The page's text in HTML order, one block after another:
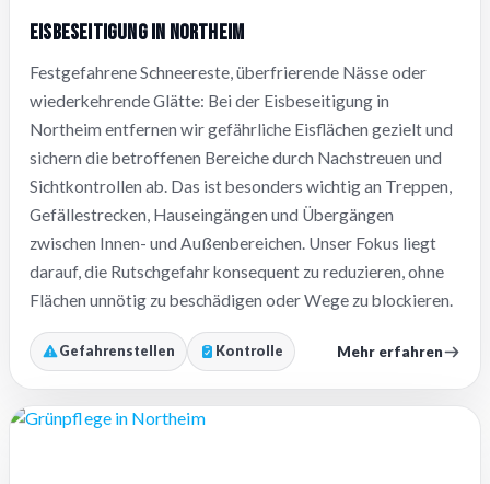
Eisbeseitigung in Northeim
Festgefahrene Schneereste, überfrierende Nässe oder
wiederkehrende Glätte: Bei der Eisbeseitigung in
Northeim entfernen wir gefährliche Eisflächen gezielt und
sichern die betroffenen Bereiche durch Nachstreuen und
Sichtkontrollen ab. Das ist besonders wichtig an Treppen,
Gefällestrecken, Hauseingängen und Übergängen
zwischen Innen- und Außenbereichen. Unser Fokus liegt
darauf, die Rutschgefahr konsequent zu reduzieren, ohne
Flächen unnötig zu beschädigen oder Wege zu blockieren.
Gefahrenstellen Kontrolle Mehr erfahren